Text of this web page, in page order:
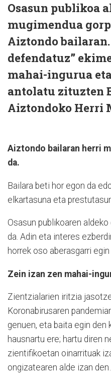
Osasun publikoa
mugimendua
Aiztondo
defendatuz”
mahai-ingurua
antolatu zituzten
Aiztondoko Herri
Aiztondo bailaran herri
da.
Bailara beti hor egon da
elkartasuna eta
Osasun publikoaren
da. Adin eta interes
horrek oso aberasgarri
Zein izan zen mahai-
Zientzialarien iritzia
Koronabirusaren
genuen, eta baita egin den
hausnartu ere; hartu diren
zientifikoetan oinarrituak
ongizatearen alde izan